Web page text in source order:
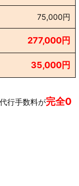
75,000円
277,000円
35,000円
行手数料が完全0